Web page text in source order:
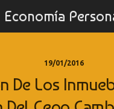
Economía
19/01/2016
De Los